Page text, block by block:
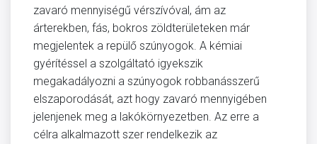
zavaró mennyiségű vérszívóval, ám az
árterekben, fás, bokros zöldterületeken már
megjelentek a repülő szúnyogok. A kémiai
gyérítéssel a szolgáltató igyekszik
megakadályozni a szúnyogok robbanásszerű
elszaporodását, azt hogy zavaró mennyigében
jelenjenek meg a lakókörnyezetben. Az erre a
célra alkalmazott szer rendelkezik az